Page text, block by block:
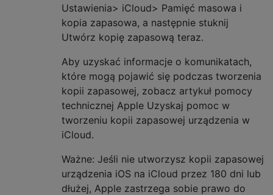
Ustawienia> iCloud> Pamięć masowa i
kopia zapasowa, a następnie stuknij
Utwórz kopię zapasową teraz.
Aby uzyskać informacje o komunikatach,
które mogą pojawić się podczas tworzenia
kopii zapasowej, zobacz artykuł pomocy
technicznej Apple Uzyskaj pomoc w
tworzeniu kopii zapasowej urządzenia w
iCloud.
Ważne: Jeśli nie utworzysz kopii zapasowej
urządzenia iOS na iCloud przez 180 dni lub
dłużej, Apple zastrzega sobie prawo do